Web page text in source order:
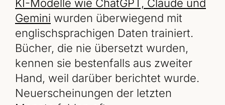
KI-Modelle wie ChatGPT, Claude und
Gemini wurden überwiegend mit
englischsprachigen Daten trainiert.
Bücher, die nie übersetzt wurden,
kennen sie bestenfalls aus zweiter
Hand, weil darüber berichtet wurde.
Neuerscheinungen der letzten